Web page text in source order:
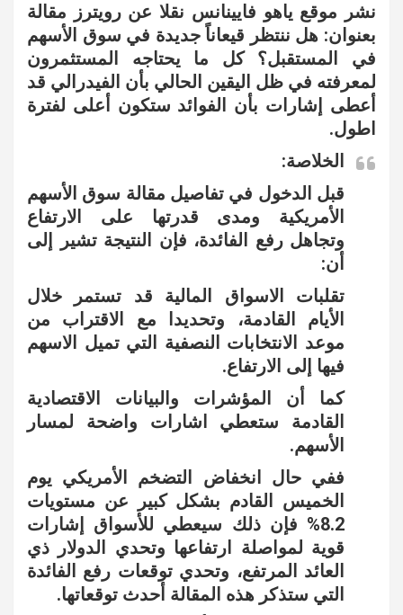
نشر موقع ياهو فايينانس نقلا عن رويترز مقالة
بعنوان: هل ننتظر قيعاناً جديدة في سوق الأسهم
في المستقبل؟ كل ما يحتاجه المستثمرون
لمعرفته في ظل اليقين الحالي بأن الفيدرالي قد
أعطى إشارات بأن الفوائد ستكون أعلى لفترة
اطول.
الخلاصة:
قبل الدخول في تفاصيل مقالة سوق الأسهم
الأمريكية ومدى قدرتها على الارتفاع
وتجاهل رفع الفائدة، فإن النتيجة تشير إلى
أن:
تقلبات الاسواق المالية قد تستمر خلال
الأيام القادمة، وتحديدا مع الاقتراب من
موعد الانتخابات النصفية التي تميل الاسهم
فيها إلى الارتفاع.
كما أن المؤشرات والبيانات الاقتصادية
القادمة ستعطي اشارات واضحة لمسار
الأسهم.
ففي حال انخفاض التضخم الأمريكي يوم
الخميس القادم بشكل كبير عن مستويات
8.2% فإن ذلك سيعطي للأسواق إشارات
قوية لمواصلة ارتفاعها وتحدي الدولار ذي
العائد المرتفع، وتحدي توقعات رفع الفائدة
التي ستذكر هذه المقالة أحدث توقعاتها.